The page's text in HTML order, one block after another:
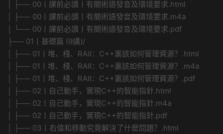
│ ├── 00丨課前必讀丨有關術語發音及環境要求.html
│ ├── 00丨課前必讀丨有關術語發音及環境要求.m4a
│ └── 00丨課前必讀丨有關術語發音及環境要求.pdf
├── 01丨基礎篇 (9講)/
│ ├── 01丨堆、棧、RAII：C++裏該如何管理資源？.html
│ ├── 01丨堆、棧、RAII：C++裏該如何管理資源？.m4a
│ ├── 01丨堆、棧、RAII：C++裏該如何管理資源？.pdf
│ ├── 02丨自己動手，實現C++的智能指針.html
│ ├── 02丨自己動手，實現C++的智能指針.m4a
│ ├── 02丨自己動手，實現C++的智能指針.pdf
│ ├── 03丨右值和移動究竟解決了什麽問題？.html